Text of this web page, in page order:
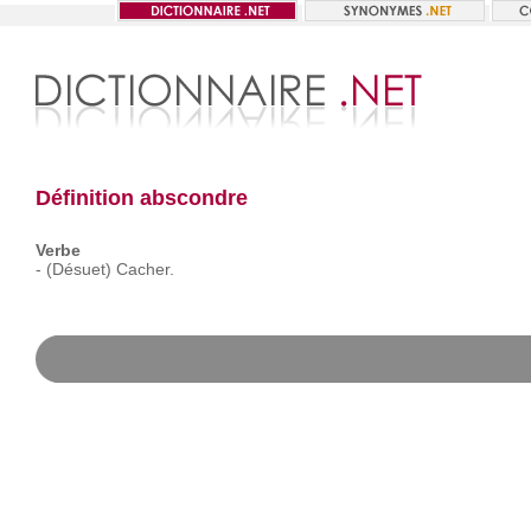
Définition abscondre
Verbe
- (Désuet) Cacher.